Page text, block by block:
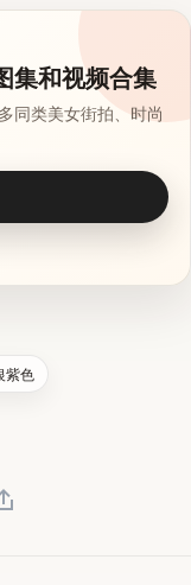
集和视频合集
同类美女街拍、时尚
紫色